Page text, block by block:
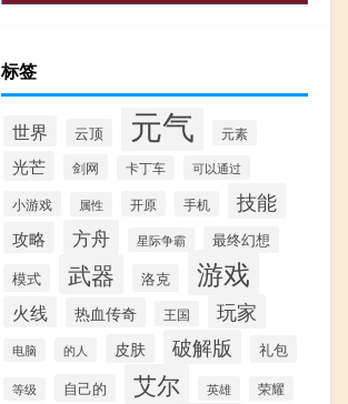
标签
世界 云顶 元气 元素
光芒 剑网 卡丁车 可以通过
小游戏 属性 开原 手机 技能
攻略 方舟 星际争霸 最终幻想
模式 武器 洛克 游戏
火线 热血传奇 王国 玩家
电脑 的人 皮肤 破解版 礼包
等级 自己的 艾尔 英雄 荣耀